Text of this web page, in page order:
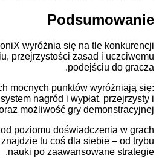
BalloniX wyróżnia się na tle
przejrzystości zasad i
podejściu
głównych mocnych punktów
system nagród i wypłat,
interface oraz możliwość gry
od poziomu
każdy znajdzie tu coś dla siebie
nauki po zaawansowane